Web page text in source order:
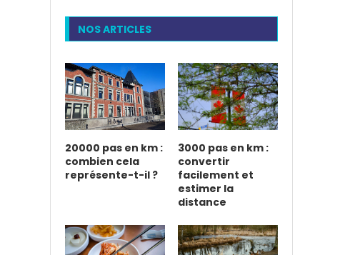
NOS ARTICLES
20000 pas en km :
combien cela
représente-t-il ?
3000 pas en km :
convertir
facilement et
estimer la
distance